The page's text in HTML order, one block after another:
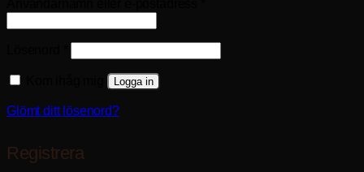
Logga in
Glömt ditt lösenord?
Registrera